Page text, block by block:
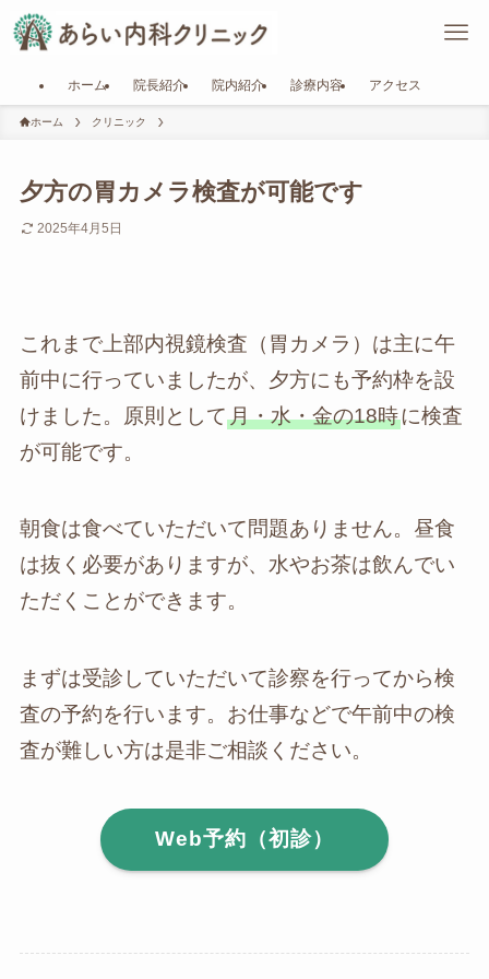
ホーム 院長紹介 院内紹介 診療内容 アクセス
ホーム クリニック
夕方の胃カメラ検査が可能です
2025年4月5日
これまで上部内視鏡検査（胃カメラ）は主に午
前中に行っていましたが、夕方にも予約枠を設
けました。原則として月・水・金の18時に検査
が可能です。
朝食は食べていただいて問題ありません。昼食
は抜く必要がありますが、水やお茶は飲んでい
ただくことができます。
まずは受診していただいて診察を行ってから検
査の予約を行います。お仕事などで午前中の検
査が難しい方は是非ご相談ください。
Web予約（初診）